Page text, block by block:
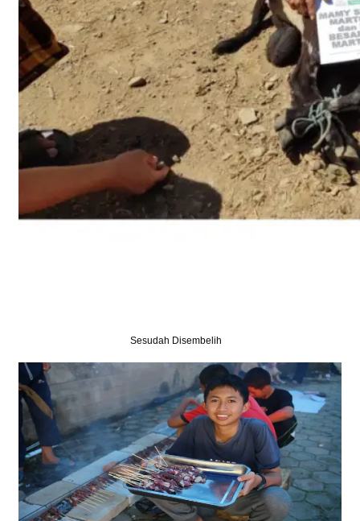
Sesudah Disembelih